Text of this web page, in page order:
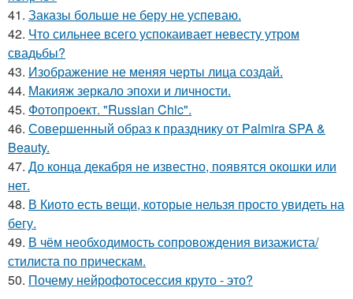
41. Заказы больше не беру не успеваю.
42. Что сильнее всего успокаивает невесту утром
свадьбы?
43. Изображение не меняя черты лица создай.
44. Макияж зеркало эпохи и личности.
45. Фотопроект. "Russian Chic".
46. Совершенный образ к празднику от Palmira SPA &
Beauty.
47. До конца декабря не известно, появятся окошки или
нет.
48. В Киото есть вещи, которые нельзя просто увидеть на
бегу.
49. В чём необходимость сопровождения визажиста/
стилиста по прическам.
50. Почему нейрофотосессия круто - это?